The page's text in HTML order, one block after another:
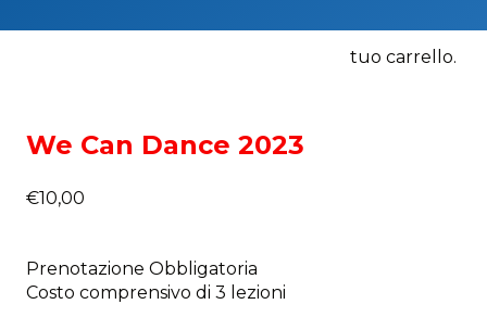
tuo carrello.
We Can Dance 2023
€10,00
Prenotazione Obbligatoria
Costo comprensivo di 3 lezioni